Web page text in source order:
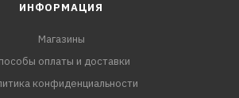
ИНФОРМАЦИЯ
Магазины
оплаты и доставки
конфиденциальности